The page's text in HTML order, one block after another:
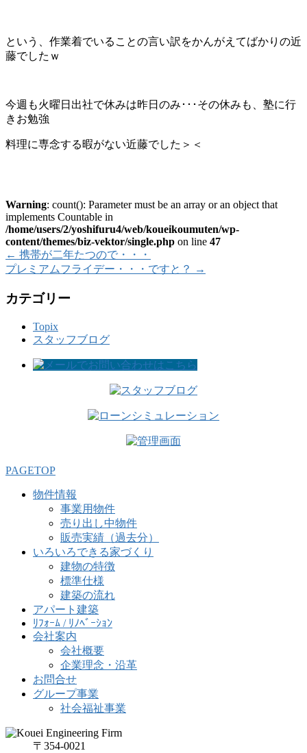
という、作業着でいることの言い訳をかんがえてばかりの近
藤でしたｗ
今週も火曜日出社で休みは昨日のみ･･･その休みも、塾に行
きお勉強
料理に専念する暇がない近藤でした＞＜
Warning: count(): Parameter must be an array or an object that
implements Countable in
/home/users/2/yoshifuru4/web/koueikoumuten/wp-
content/themes/biz-vektor/single.php on line 47
← 携帯が二年たつので・・・
プレミアムフライデー・・・ですと？
→
カテゴリー
Topix
スタッフブログ
PAGETOP
物件情報
事業用物件
売り出し中物件
販売実績（過去分）
いろいろできる家づくり
建物の特徴
標準仕様
建築の流れ
アパート建築
ﾘﾌｫｰﾑ / ﾘﾉﾍﾞｰｼｮﾝ
会社案内
会社概要
企業理念・沿革
お問合せ
グループ事業
社会福祉事業
〒354-0021